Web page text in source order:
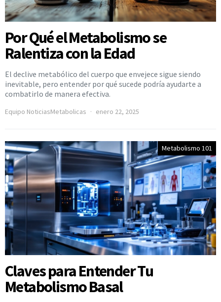
Por Qué el Metabolismo se
Ralentiza con la Edad
El declive metabólico del cuerpo que envejece sigue siendo
inevitable, pero entender por qué sucede podría ayudarte a
combatirlo de manera efectiva.
Equipo NoticiasMetabolicas enero 22, 2025
Metabolismo 101
Claves para Entender Tu
Metabolismo Basal